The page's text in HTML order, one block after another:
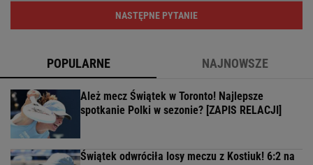
NASTĘPNE PYTANIE
POPULARNE NAJNOWSZE
Ależ mecz Świątek w Toronto! Najlepsze
spotkanie Polki w sezonie? [ZAPIS RELACJI]
Świątek odwróciła losy meczu z Kostiuk! 6:2 na